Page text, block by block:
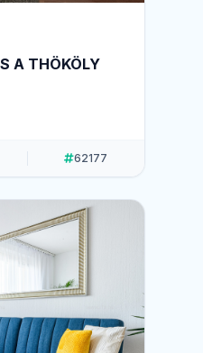
A THÖKÖLY
62177